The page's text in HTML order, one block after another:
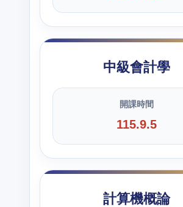
中級會計學
開課時間
115.9.5
計算機概論